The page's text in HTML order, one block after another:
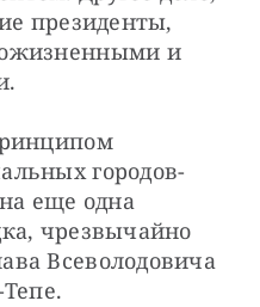
президенты,
и
городов-
еще одна
чрезвычайно
Всеволодовича